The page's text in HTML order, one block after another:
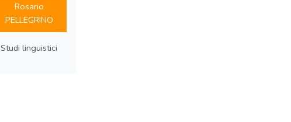
Rosario
PELLEGRINO
Studi linguistici